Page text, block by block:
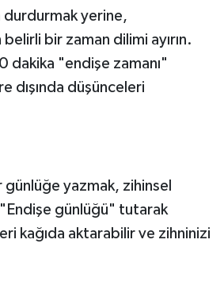
durdurmak yerine,
bir zaman dilimi ayırın.
dakika "endişe zamanı"
dışında düşünceleri
günlüğe yazmak, zihinsel
"Endişe günlüğü" tutarak
kağıda aktarabilir ve zihninizi